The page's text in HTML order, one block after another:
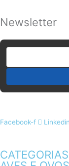
Newsletter
Facebook-f
CATEGORIAS